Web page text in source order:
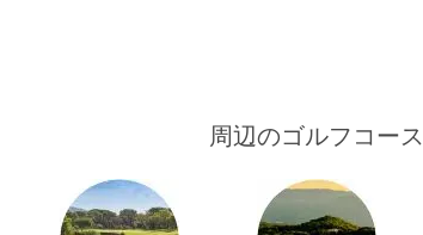
周辺のゴルフコース